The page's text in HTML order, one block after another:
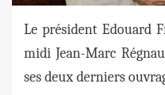
Le président Edouard
midi Jean-Marc
ses deux derniers